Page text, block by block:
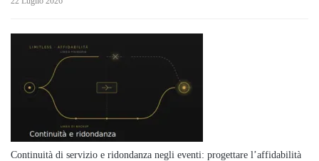
Continuità di servizio e ridondanza negli eventi: progettare l’affidabilità